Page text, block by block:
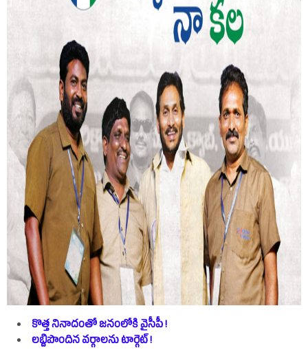
కొత్త నినాదంతో జనంలోకి వైసీపీ !
లబ్దిపొందిన వర్గాలను టార్గెట్‌ !